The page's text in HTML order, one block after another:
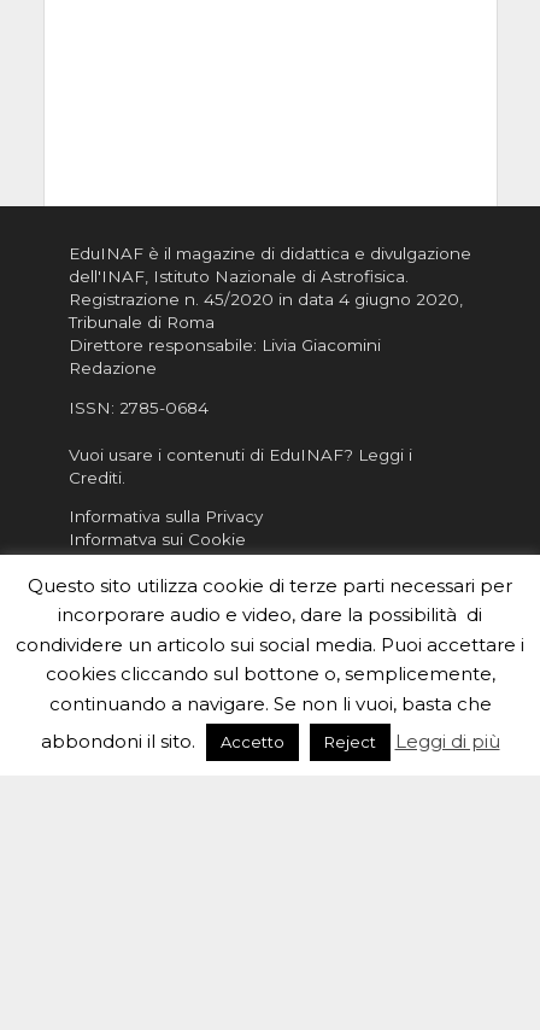
EduINAF è il magazine di didattica e divulgazione
dell'INAF, Istituto Nazionale di Astrofisica.
Registrazione n. 45/2020 in data 4 giugno 2020,
Tribunale di Roma
Direttore responsabile: Livia Giacomini
Redazione
ISSN: 2785-0684
Vuoi usare i contenuti di EduINAF? Leggi i
Crediti.
Informativa sulla Privacy
Informatva sui Cookie
Per la rubrica de l'Astronomo risponde, per
inviarci le tue foto o i tuoi contributi, scrivici a
il form
Sei un insegnante? Scarica la nostrabrochureda
distribuire nella tua scuola e…
Questo sito utilizza cookie di terze parti necessari per
incorporare audio e video, dare la possibilità di
condividere un articolo sui social media. Puoi accettare i
cookies cliccando sul bottone o, semplicemente,
continuando a navigare. Se non li vuoi, basta che
abbondoni il sito.
Accetto Reject Leggi di più